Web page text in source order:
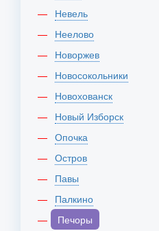
Невель
Неелово
Новоржев
Новосокольники
Новохованск
Новый Изборск
Опочка
Остров
Павы
Палкино
Печоры